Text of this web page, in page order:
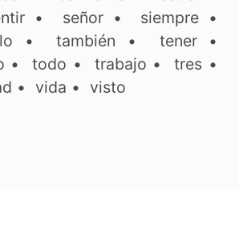
• señor• siempre •
•también • tener•
•todo • trabajo •tres •
• vida • visto